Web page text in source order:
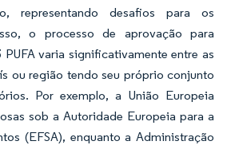
representando desafios para os
o processo de aprovação para
varia significativamente entre as
ou região tendo seu próprio conjunto
Por exemplo, a União Europeia
sob a Autoridade Europeia para a
(EFSA), enquanto a Administração